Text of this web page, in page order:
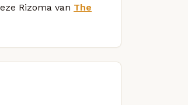
Rizoma van The